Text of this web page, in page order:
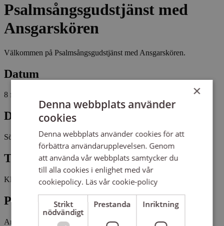
Psalmsångsgudstjänst med
Ansgarskören
Välkommen på Psalmsångsgudstjänst med Ansgarskören.
Datum
8 februari 2026
Dag
Söndag
Tid
Kl 18:00 - 19:00
Plats
Ansgarskyrkan Kyrksalen
×
Denna webbplats använder
cookies
Denna webbplats använder cookies för att
förbättra användarupplevelsen. Genom
att använda vår webbplats samtycker du
till alla cookies i enlighet med vår
cookiepolicy. Läs vår cookie-policy
Strikt
nödvändigt
Prestanda Inriktning